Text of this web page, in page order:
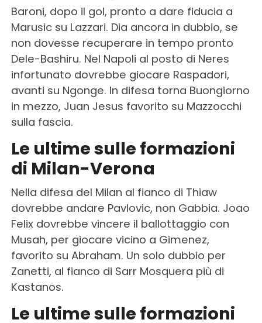
Baroni, dopo il gol, pronto a dare fiducia a
Marusic su Lazzari. Dia ancora in dubbio, se
non dovesse recuperare in tempo pronto
Dele-Bashiru. Nel Napoli al posto di Neres
infortunato dovrebbe giocare Raspadori,
avanti su Ngonge. In difesa torna Buongiorno
in mezzo, Juan Jesus favorito su Mazzocchi
sulla fascia.
Le ultime sulle formazioni
di Milan-Verona
Nella difesa del Milan al fianco di Thiaw
dovrebbe andare Pavlovic, non Gabbia. Joao
Felix dovrebbe vincere il ballottaggio con
Musah, per giocare vicino a Gimenez,
favorito su Abraham. Un solo dubbio per
Zanetti, al fianco di Sarr Mosquera più di
Kastanos.
Le ultime sulle formazioni